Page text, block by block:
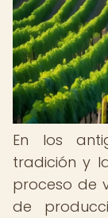
En los
tradición y
proceso de
de